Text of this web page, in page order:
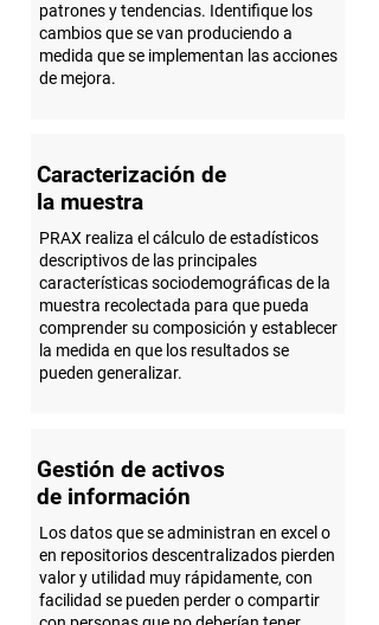
patrones y tendencias. Identifique los
cambios que se van produciendo a
medida que se implementan las acciones
de mejora.
Caracterización de
la muestra
PRAX realiza el cálculo de estadísticos
descriptivos de las principales
características sociodemográficas de la
muestra recolectada para que pueda
comprender su composición y establecer
la medida en que los resultados se
pueden generalizar.
Gestión de activos
de información
Los datos que se administran en excel o
en repositorios descentralizados pierden
valor y utilidad muy rápidamente, con
facilidad se pueden perder o compartir